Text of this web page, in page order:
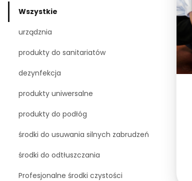
Wszystkie
urządznia
produkty do sanitariatów
dezynfekcja
produkty uniwersalne
produkty do podłóg
środki do usuwania silnych zabrudzeń
środki do odtłuszczania
Profesjonalne środki czystości